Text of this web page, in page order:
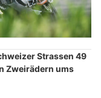
Strassen 49
Zweirädern ums